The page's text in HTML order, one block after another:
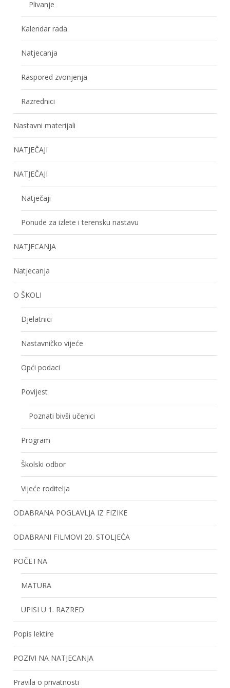
Plivanje
Kalendar rada
Natjecanja
Raspored zvonjenja
Razrednici
Nastavni materijali
NATJEČAJI
NATJEČAJI
Natječaji
Ponude za izlete i terensku nastavu
NATJECANJA
Natjecanja
O ŠKOLI
Djelatnici
Nastavničko vijeće
Opći podaci
Povijest
Poznati bivši učenici
Program
Školski odbor
Vijeće roditelja
ODABRANA POGLAVLJA IZ FIZIKE
ODABRANI FILMOVI 20. STOLJEĆA
POČETNA
MATURA
UPISI U 1. RAZRED
Popis lektire
POZIVI NA NATJECANJA
Pravila o privatnosti